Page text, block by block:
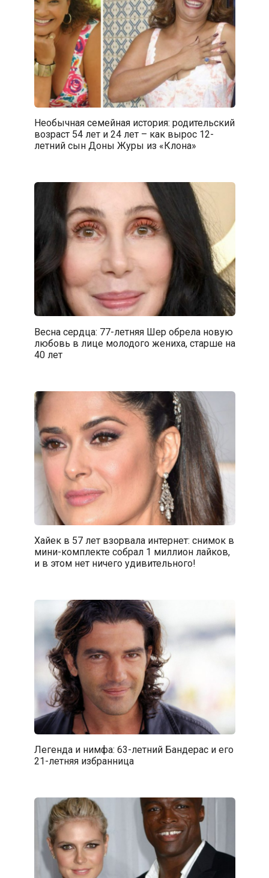
Необычная семейная история: родительский
возраст 54 лет и 24 лет – как вырос 12-
летний сын Доны Журы из «Клона»
Весна сердца: 77-летняя Шер обрела новую
любовь в лице молодого жениха, старше на
40 лет
Хайек в 57 лет взорвала интернет: снимок в
мини-комплекте собрал 1 миллион лайков,
и в этом нет ничего удивительного!
Легенда и нимфа: 63-летний Бандерас и его
21-летняя избранница